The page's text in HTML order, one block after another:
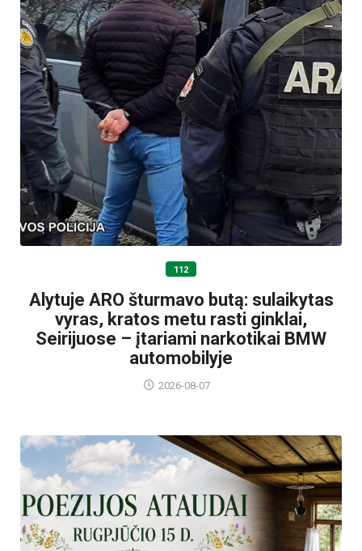
112
Alytuje ARO šturmavo butą: sulaikytas
vyras, kratos metu rasti ginklai,
Seirijuose – įtariami narkotikai BMW
automobilyje
2026-08-07